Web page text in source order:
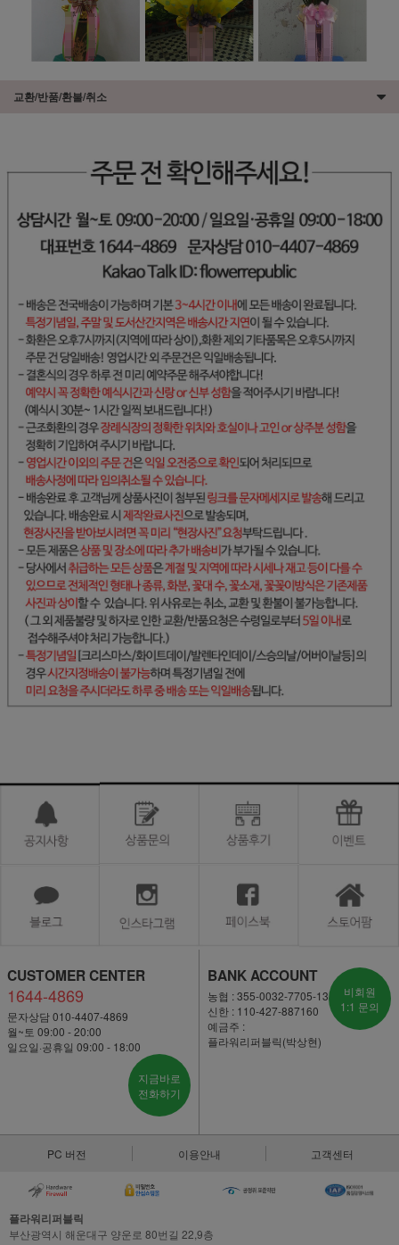
교환/반품/환불/취소
CUSTOMER CENTER
1644-4869
문자상담 010-4407-4869
월~토 09:00 - 20:00
일요일·공휴일 09:00 - 18:00
지금바로
전화하기
BANK ACCOUNT
농협 : 355-0032-7705-13
신한 : 110-427-887160
예금주 :
플라워리퍼블릭(박상현)
비회원
1:1 문의
PC 버전 이용안내 고객센터
플라워리퍼블릭
부산광역시 해운대구 양운로 80번길 22,9층